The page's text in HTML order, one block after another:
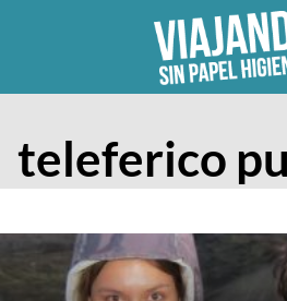
teleferico